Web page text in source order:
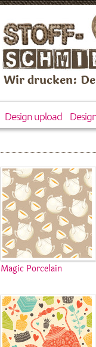
Wir drucken:
Design upload
Magic Porcelain